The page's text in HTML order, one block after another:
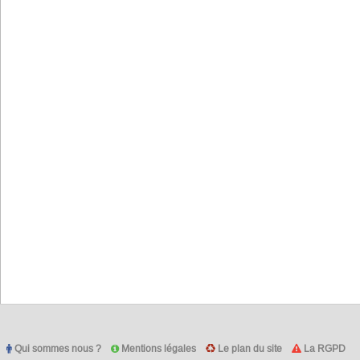
Qui sommes nous ? Mentions légales Le plan du site La RGPD